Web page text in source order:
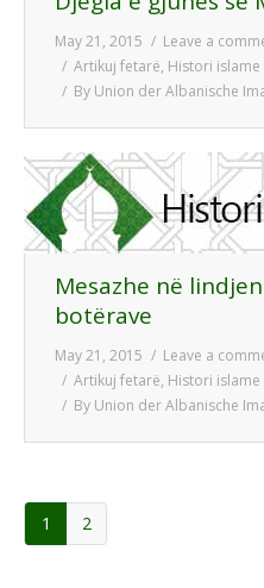
May 21, 2015
Leave a
Artikuj fetarë, Histori islame
By Union der Albanische
Mesazhe në
botërave
May 21, 2015
Leave a
Artikuj fetarë, Histori islame
By Union der Albanische
1 2